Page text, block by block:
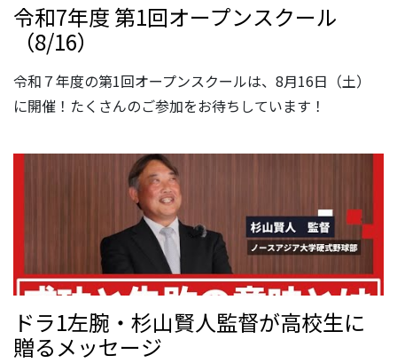
令和7年度 第1回オープンスクール
（8/16）
令和７年度の第1回オープンスクールは、8月16日（土）
に開催！たくさんのご参加をお待ちしています！
ドラ1左腕・杉山賢人監督が高校生に
贈るメッセージ